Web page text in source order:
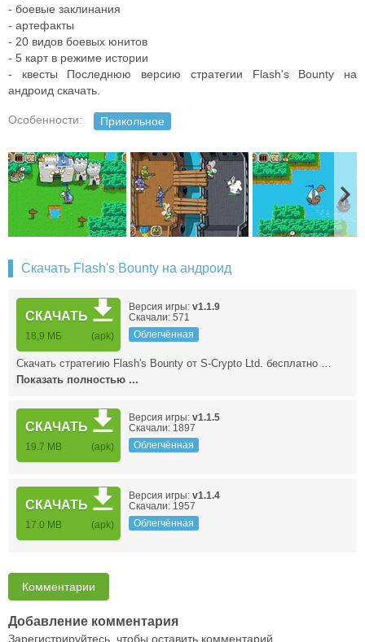
- боевые заклинания
- артефакты
- 20 видов боевых юнитов
- 5 карт в режиме истории
- квесты Последнюю версию стратегии Flash's Bounty на
андроид скачать.
Особенности: Прикольное
Скачать Flash's Bounty на андроид
СКАЧАТЬ
18,9 МБ (apk)
Версия игры: v1.1.9
Скачали: 571
Облегчённая
Скачать стратегию Flash's Bounty от S-Crypto Ltd. бесплатно …
Показать полностью ...
СКАЧАТЬ
19.7 MB (apk)
Версия игры: v1.1.5
Скачали: 1897
Облегчённая
СКАЧАТЬ
17.0 MB (apk)
Версия игры: v1.1.4
Скачали: 1957
Облегчённая
Комментарии
Добавление комментария
Зарегистрируйтесь, чтобы оставить комментарий